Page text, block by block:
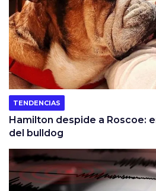
TENDENCIAS
Hamilton despide a Roscoe:
del bulldog